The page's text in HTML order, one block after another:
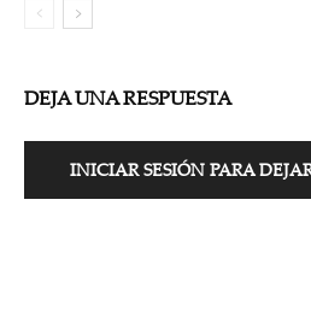
DEJA UNA RESPUESTA
INICIAR SESIÓN PARA